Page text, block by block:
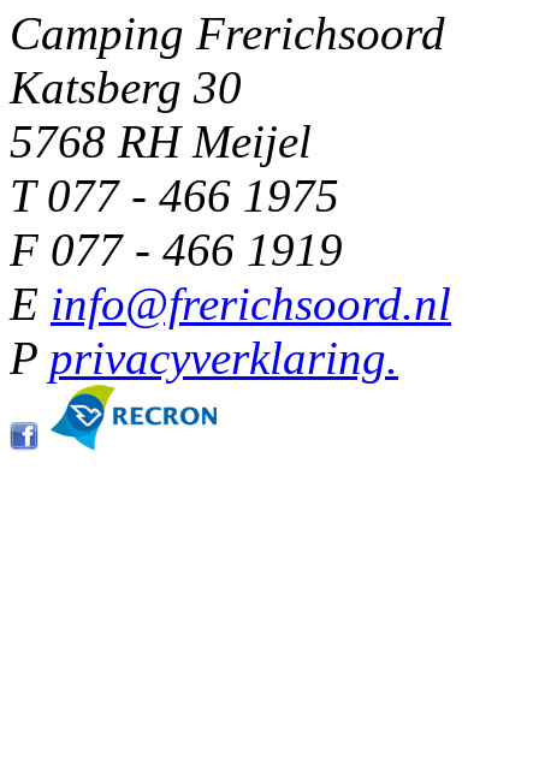
Camping Frerichsoord
Katsberg 30
5768 RH Meijel
T 077 - 466 1975
F 077 - 466 1919
E info@frerichsoord.nl
P privacyverklaring.